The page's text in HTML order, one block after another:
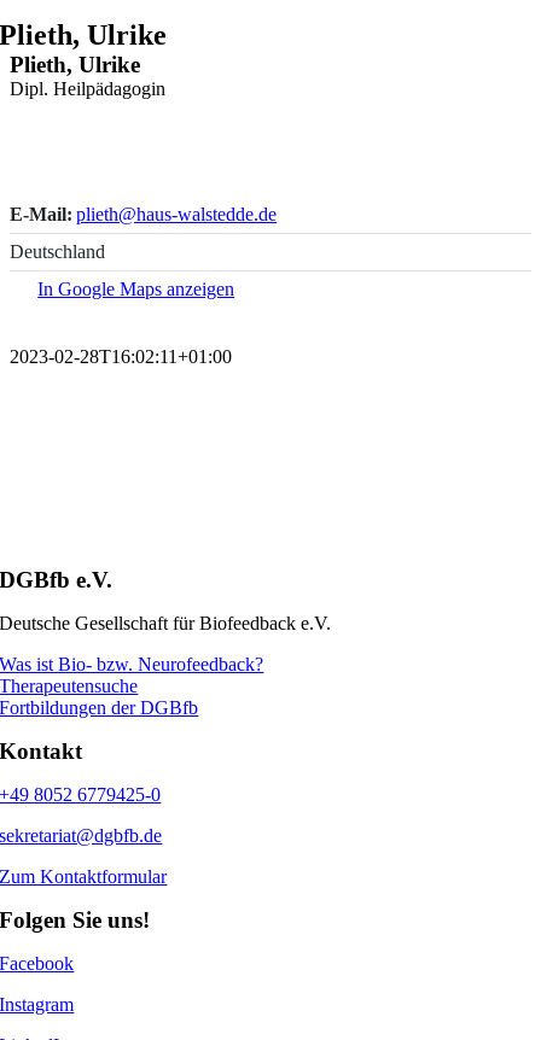
Plieth, Ulrike
Plieth, Ulrike
Dipl. Heilpädagogin
E-Mail: plieth@haus-walstedde.de
Deutschland
In Google Maps anzeigen
2023-02-28T16:02:11+01:00
DGBfb e.V.
Deutsche Gesellschaft für Biofeedback e.V.
Was ist Bio- bzw. Neurofeedback?
Therapeutensuche
Fortbildungen der DGBfb
Kontakt
+49 8052 6779425-0
sekretariat@dgbfb.de
Zum Kontaktformular
Folgen Sie uns!
Facebook
Instagram